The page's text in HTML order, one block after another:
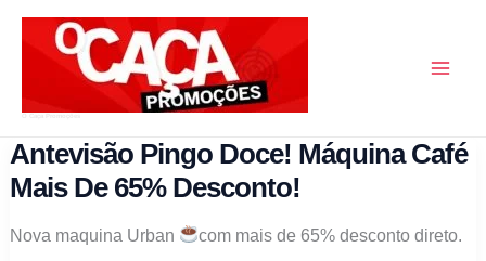
Antevisão Pingo Doce! Máquina Café
Mais De 65% Desconto!
Nova maquina Urban com mais de 65% desconto direto.